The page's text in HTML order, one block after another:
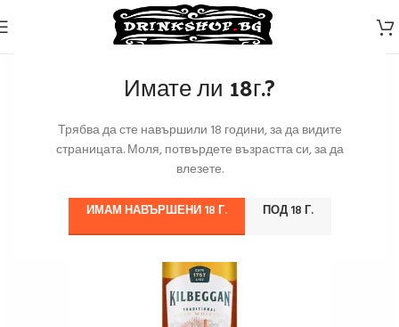
Имате ли 18г.?
Трябва да сте навършили 18 години, за да видите
страницата. Моля, потвърдете възрастта си, за да
влезете.
ИМАМ НАВЪРШЕНИ 18 Г. ПОД 18 Г.